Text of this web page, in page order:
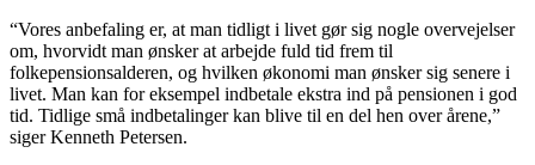
“Vores anbefaling er, at man tidligt i livet gør sig nogle overvejelser
om, hvorvidt man ønsker at arbejde fuld tid frem til
folkepensionsalderen, og hvilken økonomi man ­ønsker sig senere i
livet. Man kan for eksempel indbetale ekstra ind på pensionen i god
tid. Tidlige små indbetalinger kan blive til en del hen over årene,”
siger Kenneth ­Petersen.